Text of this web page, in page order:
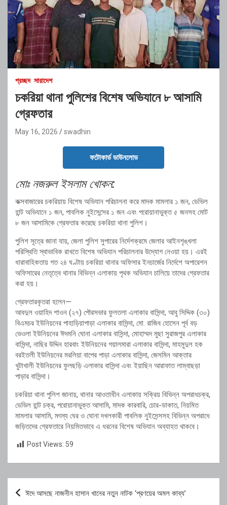
প্রচ্ছদ সারাদেশ
চকরিয়া থানা পুলিশের বিশেষ অভিযানে ৮ আসামি
গ্রেফতার
May 16, 2026 swadhin
ফটোকার্ড ডাউনলোড
মোঃ নজরুল ইসলাম খোকন:
কক্সবাজারের চকরিয়ায় বিশেষ অভিযান পরিচালনা করে মাদক মামলার ১ জন, ডেভিল
হান্ট অভিযানে ১ জন, পাবলিক নুইসেন্সের ১ জন এবং পরোয়ানাভুক্ত ৫ জনসহ মোট
৮ জন আসামিকে গ্রেফতার করেছে চকরিয়া থানা পুলিশ।
পুলিশ সূত্রে জানা যায়, জেলা পুলিশ সুপারের নির্দেশক্রমে জেলার আইনশৃঙ্খলা
পরিস্থিতি স্বাভাবিক রাখতে বিশেষ অভিযান পরিচালনার উদ্যোগ নেওয়া হয়। এরই
ধারাবাহিকতায় গত ২৪ ঘণ্টায় চকরিয়া থানার অফিসার ইনচার্জের নির্দেশে অপারেশন
অফিসারের নেতৃত্বে থানার বিভিন্ন এলাকায় পৃথক অভিযান চালিয়ে তাদের গ্রেফতার
করা হয়।
গ্রেফতারকৃতরা হলেন—
আবদুল ওয়াহিদ শাওন (২৭) পৌরসভার ফুলতলা এলাকার বাসিন্দা, আবু সিদ্দিক (৩০)
বিএমচর ইউনিয়নের পাহাড়িয়াপাড়া এলাকার বাসিন্দা, মো. রাজিব হোসেন পূর্ব বড়
ভেওলা ইউনিয়নের ঈদমনি ঘোনা এলাকার বাসিন্দা, মোহাম্মদ মুছা সুরাজপুর এলাকার
বাসিন্দা, নাছির উদ্দিন হারবাং ইউনিয়নের গয়ালমারা এলাকার বাসিন্দা, মাহমুদুল হক
বরইতলী ইউনিয়নের মরলিয়া বাপের পাড়া এলাকার বাসিন্দা, জেসমিন আক্তার
খুটাখালী ইউনিয়নের ফুলছড়ি এলাকার বাসিন্দা এবং ইয়াছিন আরাফাত লাম্বাছড়া
পাড়ার বাসিন্দা।
চকরিয়া থানা পুলিশ জানায়, থানার আওতাধীন এলাকায় সক্রিয় বিভিন্ন অপরাধচক্র,
ডেভিল হান্ট চক্র, পরোয়ানাভুক্ত আসামি, মাদক কারবারি, চোর-ডাকাত, নিয়মিত
মামলার আসামি, মৎস্য ঘের ও ঘোনা দখলকারী পাবলিক নুইসেন্সসহ বিভিন্ন অপরাধে
জড়িতদের গ্রেফতারে নিয়মিতভাবে এ ধরনের বিশেষ অভিযান অব্যাহত থাকবে।
Post Views: 59
Post
ঈদে আসছে নাজনীন হাসান খানের নতুন নাটক ‘প্রণয়ের অমল কাব্য’